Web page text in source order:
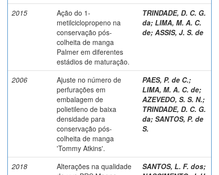
2015
Ação do 1-
metilciclopropeno na
conservação pós-
colheita de manga
Palmer em diferentes
estádios de maturação.
TRINDADE, D. C. G.
da; LIMA, M. A. C.
de; ASSIS, J. S. de
2006
Ajuste no número de
perfurações em
embalagem de
polietileno de baixa
densidade para
conservação pós-
colheita de manga
'Tommy Atkins'.
PAES, P. de C.;
LIMA, M. A. C. de;
AZEVEDO, S. S. N.;
TRINDADE, D. C. G.
da; SANTOS, P. de
S.
2018
Alterações na qualidade
SANTOS, L. F. dos;